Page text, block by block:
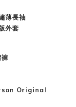
薄長袖
外套
Original